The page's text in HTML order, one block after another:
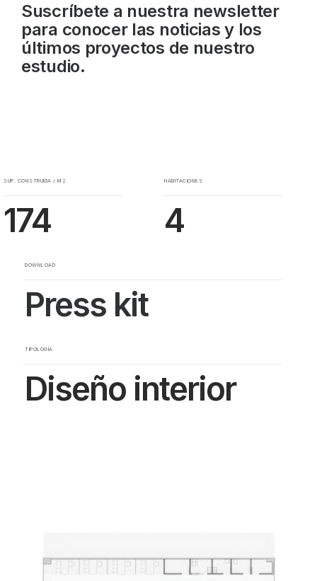
Suscríbete a nuestra newsletter
para conocer las noticias y los
últimos proyectos de nuestro
estudio.
SUP. CONSTRUIDA / M2
174
HABITACIONES
4
DOWNLOAD
Press kit
TIPOLOGÍA
Diseño interior